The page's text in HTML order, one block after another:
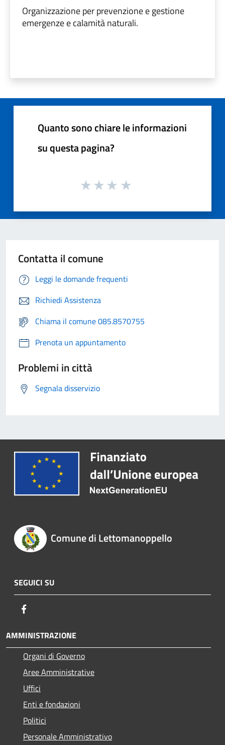
Organizzazione per prevenzione e gestione
emergenze e calamità naturali.
Quanto sono chiare le informazioni
su questa pagina?
Contatta il comune
Leggi le domande frequenti
Richiedi Assistenza
Chiama il comune 085.8570755
Prenota un appuntamento
Problemi in città
Segnala disservizio
Comune di Lettomanoppello
SEGUICI SU
AMMINISTRAZIONE
Organi di Governo
Aree Amministrative
Uffici
Enti e fondazioni
Politici
Personale Amministrativo